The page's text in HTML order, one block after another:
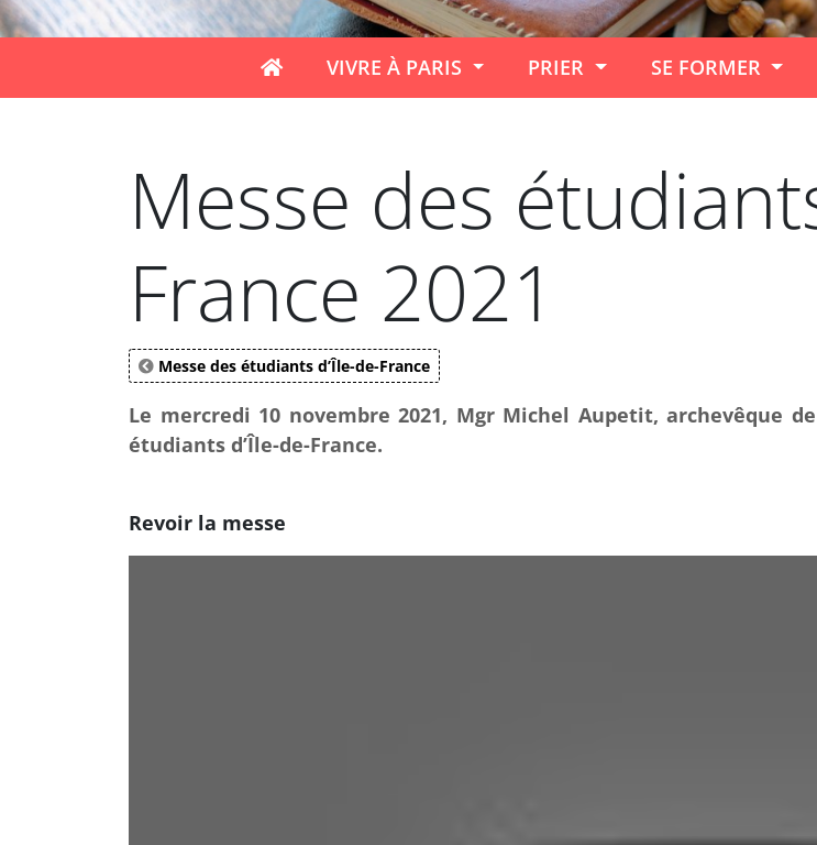
VIVRE À PARIS PRIER SE FORMER
Messe des
France 2021
Messe des étudiants d’Île-de-France
Le mercredi 10 novembre 2021, Mgr Michel Aupetit, archevêque
étudiants d’Île-de-France.
Revoir la messe